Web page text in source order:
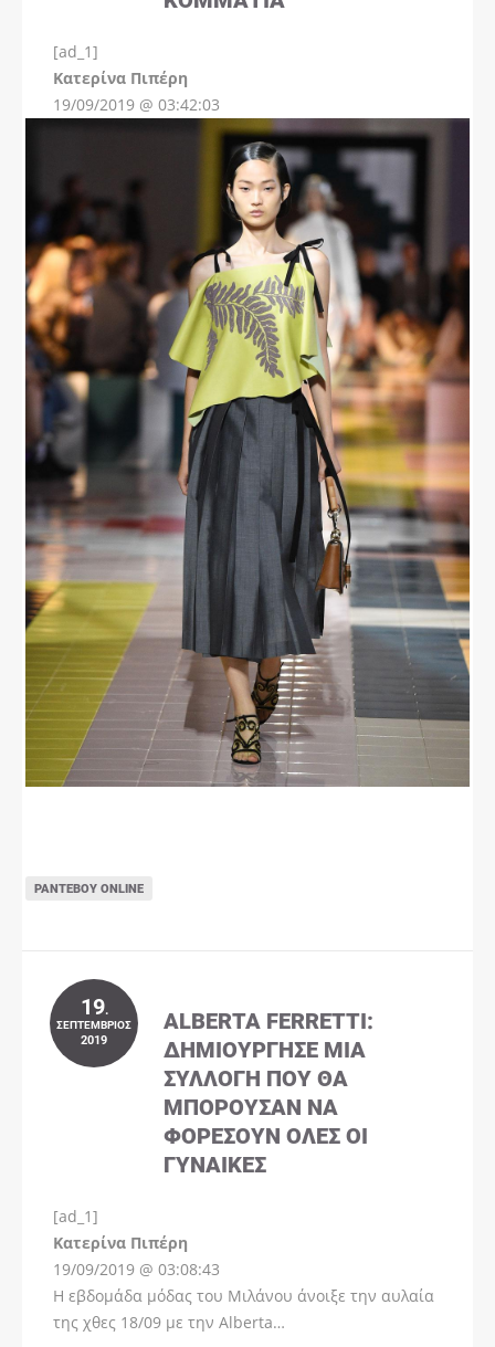
[ad_1]
Kατερίνα Πιπέρη
19/09/2019 @ 03:42:03
ΡΑΝΤΕΒΟΎ ONLINE
19.
ΣΕΠΤΈΜΒΡΙΟΣ
2019
ALBERTA FERRETTI:
ΔΗΜΙΟΎΡΓΗΣΕ ΜΊΑ
ΣΥΛΛΟΓΉ ΠΟΥ ΘΑ
ΜΠΟΡΟΎΣΑΝ ΝΑ
ΦΟΡΈΣΟΥΝ ΌΛΕΣ ΟΙ
ΓΥΝΑΊΚΕΣ
[ad_1]
Kατερίνα Πιπέρη
19/09/2019 @ 03:08:43
Η εβδομάδα μόδας του Μιλάνου άνοιξε την αυλαία
της χθες 18/09 με την Alberta…